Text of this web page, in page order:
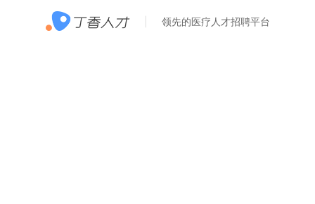
领先的医疗人才招聘平台